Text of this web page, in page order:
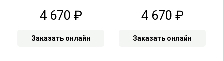
4 670 ₽
Заказать онлайн
4 670 ₽
Заказать онлайн